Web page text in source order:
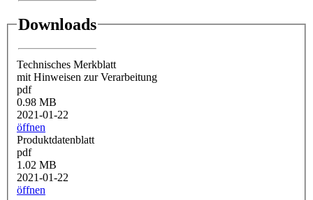
Downloads
Technisches Merkblatt
mit Hinweisen zur Verarbeitung
pdf
0.98 MB
2021-01-22
öffnen
Produktdatenblatt
pdf
1.02 MB
2021-01-22
öffnen